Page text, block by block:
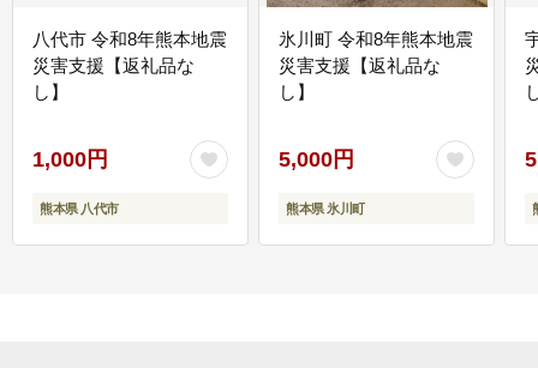
八代市 令和8年熊本地震
災害支援【返礼品な
し】
1,000円
熊本県 八代市
氷川町 令和8年熊本地震
災害支援【返礼品な
し】
5,000円
熊本県 氷川町